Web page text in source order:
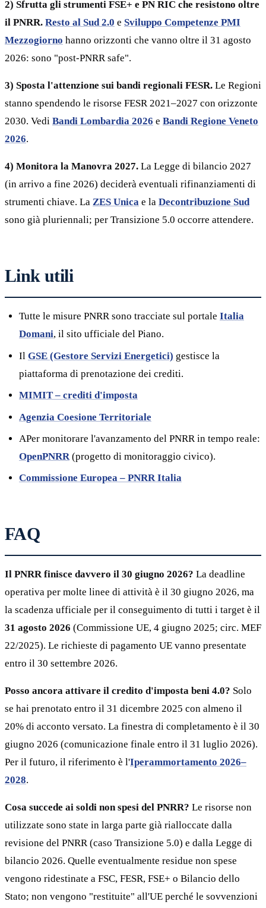
2) Sfrutta gli strumenti FSE+ e PN RIC che resistono oltre
il PNRR. Resto al Sud 2.0 e Sviluppo Competenze PMI
Mezzogiorno hanno orizzonti che vanno oltre il 31 agosto
2026: sono "post-PNRR safe".
3) Sposta l'attenzione sui bandi regionali FESR. Le Regioni
stanno spendendo le risorse FESR 2021–2027 con orizzonte
2030. Vedi Bandi Lombardia 2026 e Bandi Regione Veneto
2026.
4) Monitora la Manovra 2027. La Legge di bilancio 2027
(in arrivo a fine 2026) deciderà eventuali rifinanziamenti di
strumenti chiave. La ZES Unica e la Decontribuzione Sud
sono già pluriennali; per Transizione 5.0 occorre attendere.
Link utili
Tutte le misure PNRR sono tracciate sul portale Italia
Domani, il sito ufficiale del Piano.
Il GSE (Gestore Servizi Energetici) gestisce la
piattaforma di prenotazione dei crediti.
MIMIT – crediti d'imposta
Agenzia Coesione Territoriale
APer monitorare l'avanzamento del PNRR in tempo reale:
OpenPNRR(progetto di monitoraggio civico).
Commissione Europea – PNRR Italia
FAQ
Il PNRR finisce davvero il 30 giugno 2026? La deadline
operativa per molte linee di attività è il 30 giugno 2026, ma
la scadenza ufficiale per il conseguimento di tutti i target è il
31 agosto 2026 (Commissione UE, 4 giugno 2025; circ. MEF
22/2025). Le richieste di pagamento UE vanno presentate
entro il 30 settembre 2026.
Posso ancora attivare il credito d'imposta beni 4.0? Solo
se hai prenotato entro il 31 dicembre 2025 con almeno il
20% di acconto versato. La finestra di completamento è il 30
giugno 2026 (comunicazione finale entro il 31 luglio 2026).
Per il futuro, il riferimento è l'Iperammortamento 2026–
2028.
Cosa succede ai soldi non spesi del PNRR? Le risorse non
utilizzate sono state in larga parte già rialloccate dalla
revisione del PNRR (caso Transizione 5.0) e dalla Legge di
bilancio 2026. Quelle eventualmente residue non spese
vengono ridestinate a FSC, FESR, FSE+ o Bilancio dello
Stato; non vengono "restituite" all'UE perché le sovvenzioni